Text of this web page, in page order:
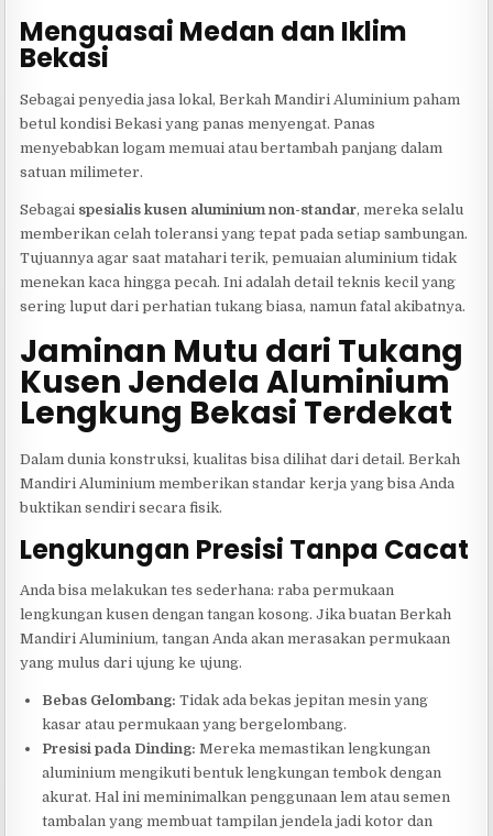
Menguasai Medan dan Iklim
Bekasi
Sebagai penyedia jasa lokal, Berkah Mandiri Aluminium paham
betul kondisi Bekasi yang panas menyengat. Panas
menyebabkan logam memuai atau bertambah panjang dalam
satuan milimeter.
Sebagai spesialis kusen aluminium non-standar, mereka selalu
memberikan celah toleransi yang tepat pada setiap sambungan.
Tujuannya agar saat matahari terik, pemuaian aluminium tidak
menekan kaca hingga pecah. Ini adalah detail teknis kecil yang
sering luput dari perhatian tukang biasa, namun fatal akibatnya.
Jaminan Mutu dari Tukang
Kusen Jendela Aluminium
Lengkung Bekasi Terdekat
Dalam dunia konstruksi, kualitas bisa dilihat dari detail. Berkah
Mandiri Aluminium memberikan standar kerja yang bisa Anda
buktikan sendiri secara fisik.
Lengkungan Presisi Tanpa Cacat
Anda bisa melakukan tes sederhana: raba permukaan
lengkungan kusen dengan tangan kosong. Jika buatan Berkah
Mandiri Aluminium, tangan Anda akan merasakan permukaan
yang mulus dari ujung ke ujung.
Bebas Gelombang: Tidak ada bekas jepitan mesin yang
kasar atau permukaan yang bergelombang.
Presisi pada Dinding: Mereka memastikan lengkungan
aluminium mengikuti bentuk lengkungan tembok dengan
akurat. Hal ini meminimalkan penggunaan lem atau semen
tambalan yang membuat tampilan jendela jadi kotor dan